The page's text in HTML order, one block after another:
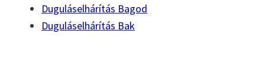
Duguláselhárítás Bagod
Duguláselhárítás Bak